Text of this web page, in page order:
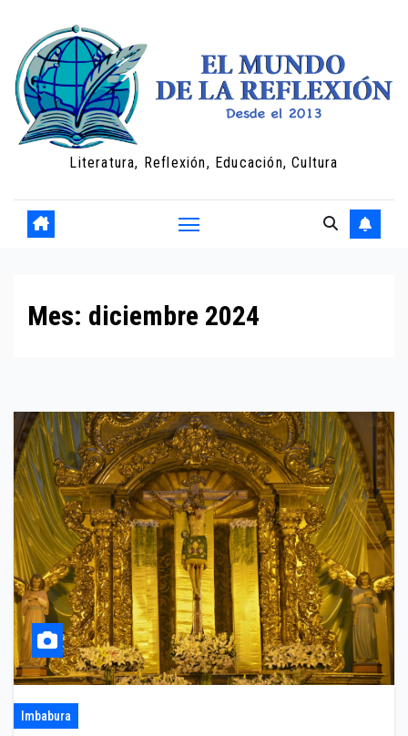
contenido
Literatura, Reflexión, Educación, Cultura
Mes: diciembre 2024
Imbabura